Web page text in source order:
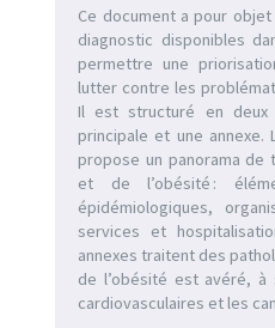
Ce document a pour
diagnostic disponibles
permettre une
lutter contre les
Il est structuré en deux
principale et une
propose un panorama de
et de l’obésité :
épidémiologiques,
services et
annexes traitent des
de l’obésité est avéré,
cardiovasculaires et les